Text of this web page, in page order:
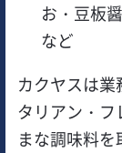
お・豆板
など
カクヤスは
タリアン・
まな調味料